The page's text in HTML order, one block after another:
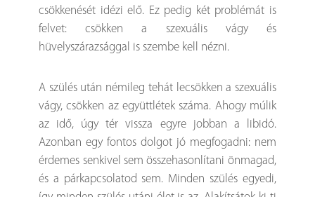
csökkenését idézi elő. Ez pedig két problémát is
felvet: csökken a szexuális vágy és
hüvelyszárazsággal is szembe kell nézni.
A szülés után némileg tehát lecsökken a szexuális
vágy, csökken az együttlétek száma. Ahogy múlik
az idő, úgy tér vissza egyre jobban a libidó.
Azonban egy fontos dolgot jó megfogadni: nem
érdemes senkivel sem összehasonlítani önmagad,
és a párkapcsolatod sem. Minden szülés egyedi,